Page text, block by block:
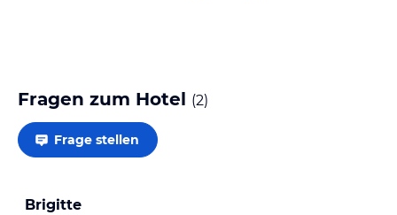
Fragen zum Hotel (2)
Frage stellen
Brigitte